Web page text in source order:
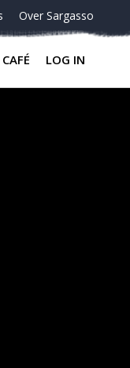
Over Sargasso
CAFÉ LOG IN